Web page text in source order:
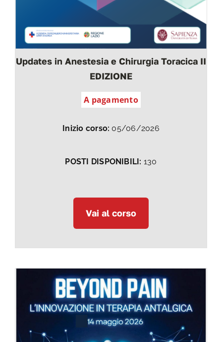
Updates in Anestesia e Chirurgia Toracica II
EDIZIONE
A pagamento
Inizio corso: 05/06/2026
POSTI DISPONIBILI: 130
Vai al corso